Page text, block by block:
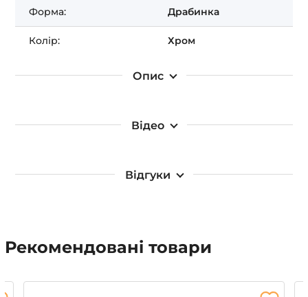
Опис
Форма: Драбинка
Колір: Хром
Відео
Відгуки
Рекомендовані товари